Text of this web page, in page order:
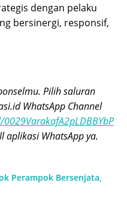
dengan pelaku
bersinergi, responsif,
Pilih saluran
WhatsApp Channel
aplikasi WhatsApp ya.
Perampok Bersenjata,